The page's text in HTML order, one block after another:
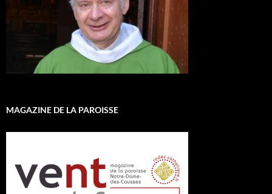
MAGAZINE DE LA PAROISSE